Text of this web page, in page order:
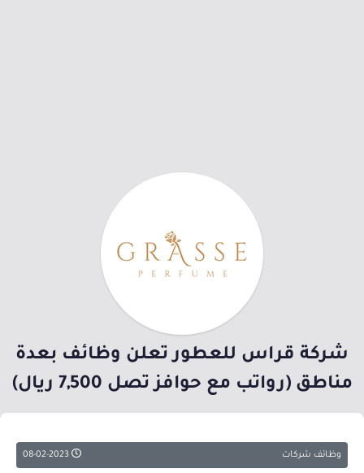
شركة قراس للعطور تعلن وظائف بعدة
مناطق (رواتب مع حوافز تصل 7,500 ريال)
وظائف شركات